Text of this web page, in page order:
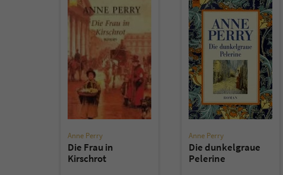
Anne Perry
Die Frau in
Kirschrot
Anne Perry
Die dunkelgraue
Pelerine